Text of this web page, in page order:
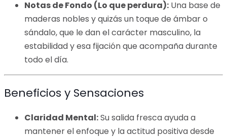
Notas de Fondo (Lo que perdura): Una base de
maderas nobles y quizás un toque de ámbar o
sándalo, que le dan el carácter masculino, la
estabilidad y esa fijación que acompaña durante
todo el día.
Beneficios y Sensaciones
Claridad Mental:Su salida fresca ayuda a
mantener el enfoque y la actitud positiva desde